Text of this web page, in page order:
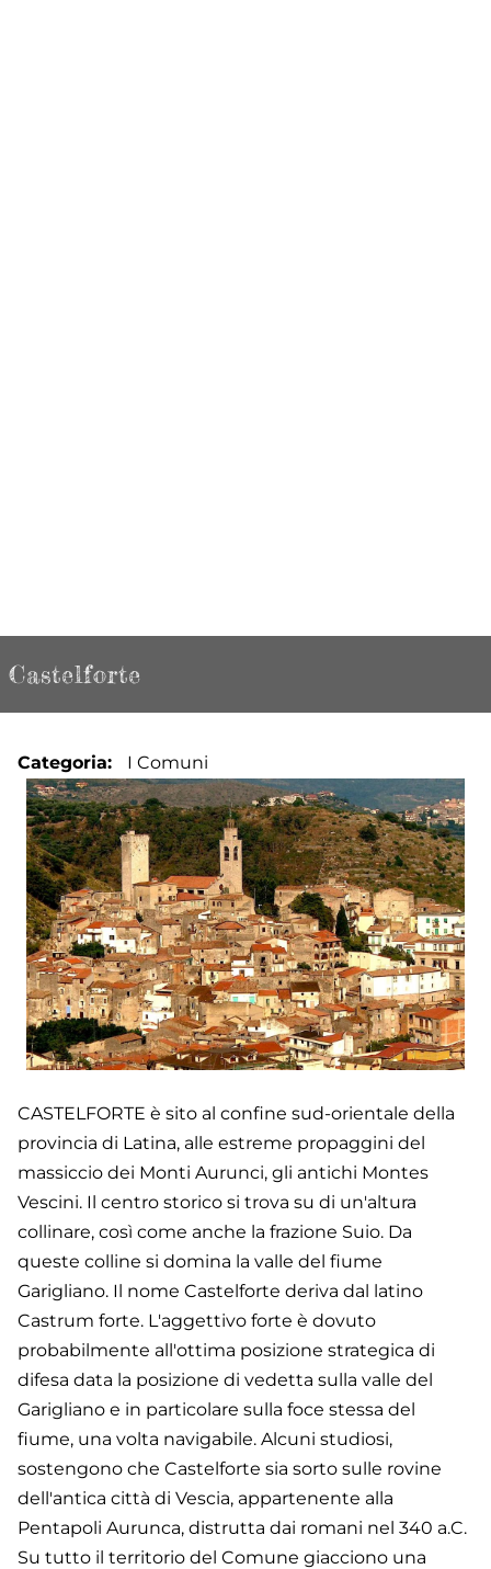
Castelforte
Categoria I Comuni
CASTELFORTE è sito al confine sud-orientale della
provincia di Latina, alle estreme propaggini del
massiccio dei Monti Aurunci, gli antichi Montes
Vescini. Il centro storico si trova su di un'altura
collinare, così come anche la frazione Suio. Da
queste colline si domina la valle del fiume
Garigliano. Il nome Castelforte deriva dal latino
Castrum forte. L'aggettivo forte è dovuto
probabilmente all'ottima posizione strategica di
difesa data la posizione di vedetta sulla valle del
Garigliano e in particolare sulla foce stessa del
fiume, una volta navigabile. Alcuni studiosi,
sostengono che Castelforte sia sorto sulle rovine
dell'antica città di Vescia, appartenente alla
Pentapoli Aurunca, distrutta dai romani nel 340 a.C.
Su tutto il territorio del Comune giacciono una